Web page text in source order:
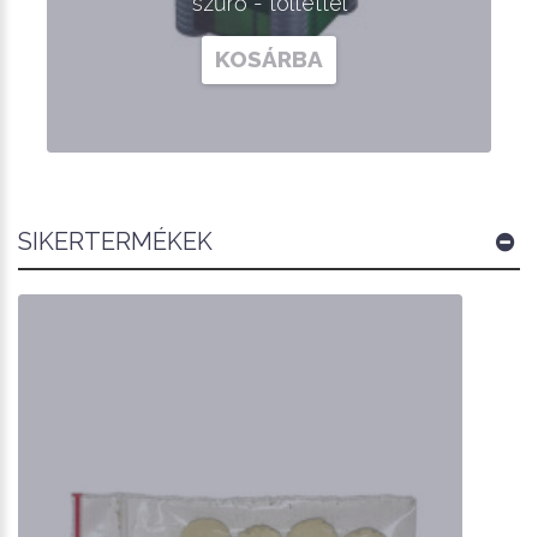
KOSÁRBA
SIKERTERMÉKEK